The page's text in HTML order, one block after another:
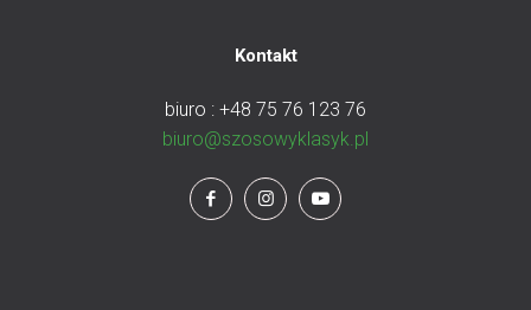
Kontakt
biuro : +48 75 76 123 76
biuro@szosowyklasyk.pl